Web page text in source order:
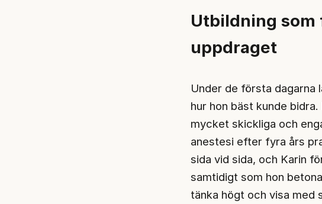
Utbildning
uppdraget
Under de första dagarna
hur hon bäst kunde
mycket skickliga och
anestesi efter fyra års
sida vid sida, och Karin
samtidigt som hon
tänka högt och visa med